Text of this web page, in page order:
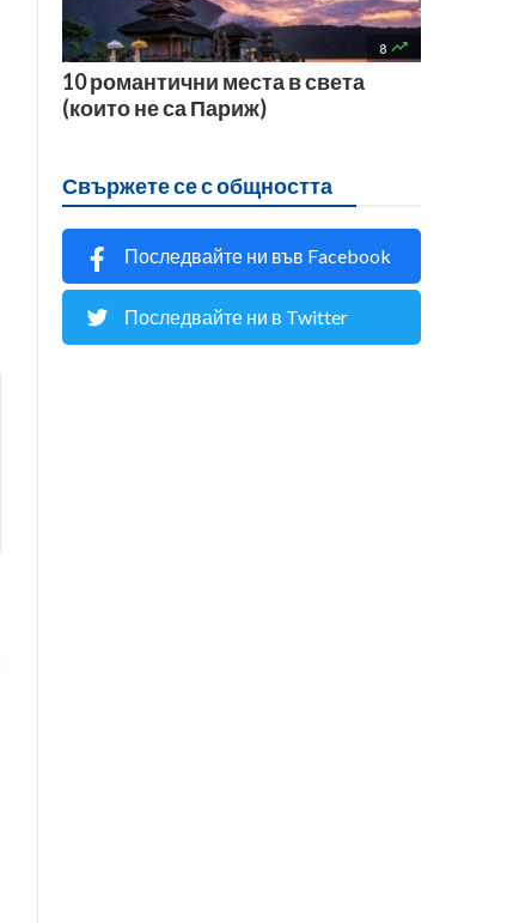
8 
10 романтични места в света
(които не са Париж)
Свържете се с общността
Последвайте ни във Facebook
Последвайте ни в Twitter